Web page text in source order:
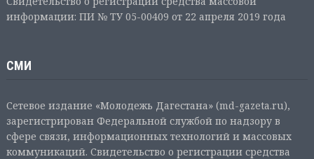
информации: ПИ № ТУ 05-00409 от 22 апреля 2019 года
СМИ
Сетевое издание «Молодежь Дагестана» (md-gazeta.ru),
зарегистрирован Федеральной службой по надзору в
сфере связи, информационных технологий и массовых
коммуникаций. Свидетельство о регистрации средства